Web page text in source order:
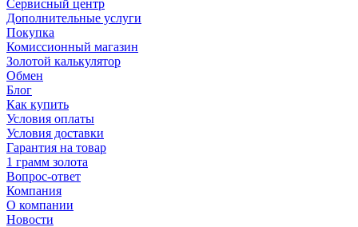
Сервисный центр
Дополнительные услуги
Покупка
Комиссионный магазин
Золотой калькулятор
Обмен
Блог
Как купить
Условия оплаты
Условия доставки
Гарантия на товар
1 грамм золота
Вопрос-ответ
Компания
О компании
Новости